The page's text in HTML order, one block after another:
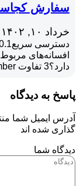
سفارش
خرداد ۱۰, ۱۴۰۲
دارد؟3 تفاوت Part Number...
پاسخ به دیدگاه
آدرس ایمیل شما
گذاری شده اند
دیدگاه شما